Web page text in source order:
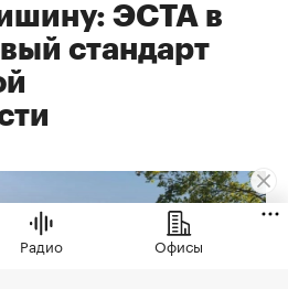
ЭСТА в
стандарт
Радио Офисы